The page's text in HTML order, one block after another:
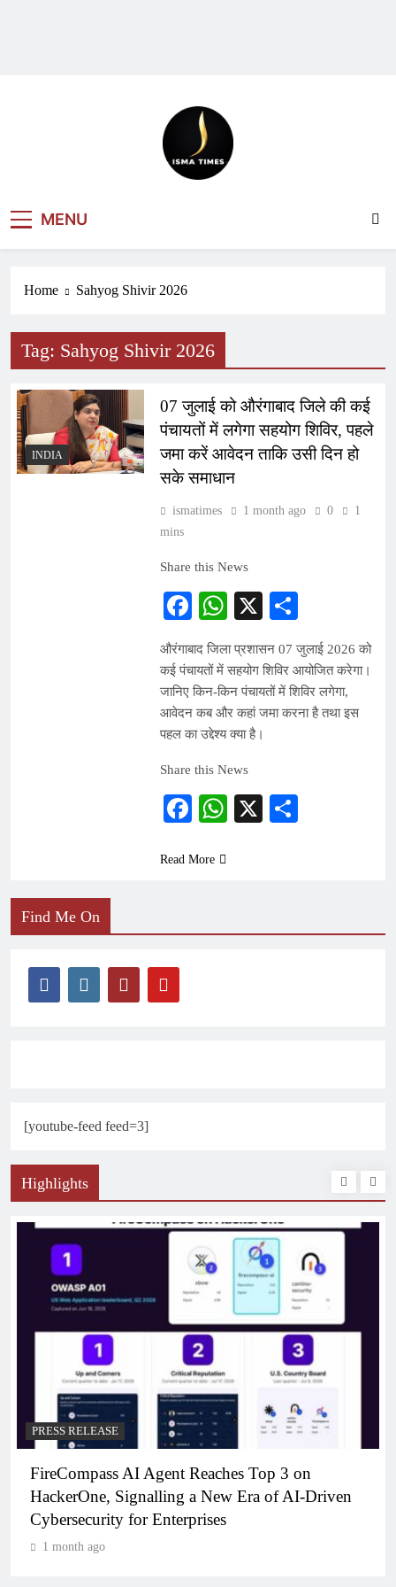
MENU
Home Sahyog Shivir 2026
Tag: Sahyog Shivir 2026
INDIA
07 जुलाई को औरंगाबाद जिले की कई
पंचायतों में लगेगा सहयोग शिविर, पहले
जमा करें आवेदन ताकि उसी दिन हो
सके समाधान
ismatimes 1 month ago 0
1
mins
Share this News
Facebook
WhatsApp
X
औरंगाबाद जिला प्रशासन 07 जुलाई 2026 को
कई पंचायतों में सहयोग शिविर आयोजित करेगा।
जानिए किन-किन पंचायतों में शिविर लगेगा,
आवेदन कब और कहां जमा करना है तथा इस
पहल का उद्देश्य क्या है।
Share this News
Facebook
WhatsApp
X
Read More
Find Me On
[youtube-feed feed=3]
Highlights
PRESS RELEASE
FireCompass AI Agent Reaches Top 3 on
HackerOne, Signalling a New Era of AI-Driven
Cybersecurity for Enterprises
1 month ago